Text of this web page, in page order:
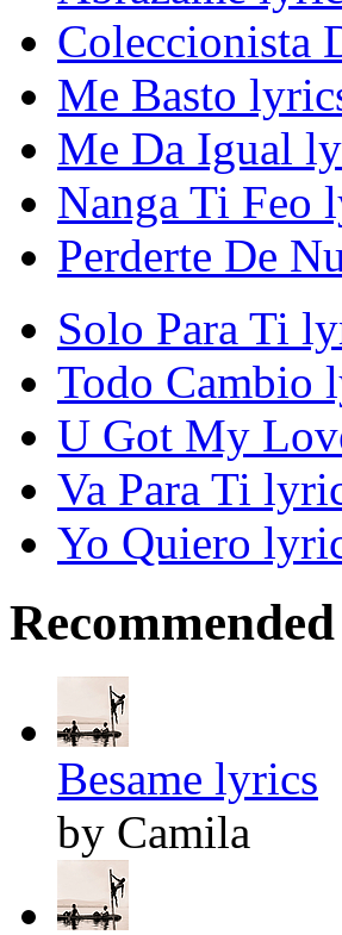
Coleccionista
Me Basto
Me Da Igual
Nanga Ti Feo
Perderte De
Solo Para Ti
Todo Cambio
U Got My
Va Para Ti
Yo Quiero
Besame lyrics
by Camila